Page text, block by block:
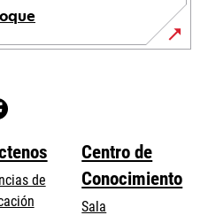
de
Centro de
Conocimiento
Sala